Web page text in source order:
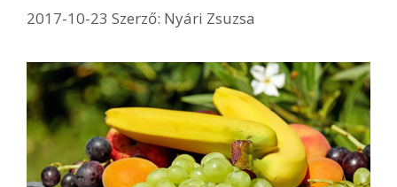
2017-10-23 Szerző: Nyári Zsuzsa